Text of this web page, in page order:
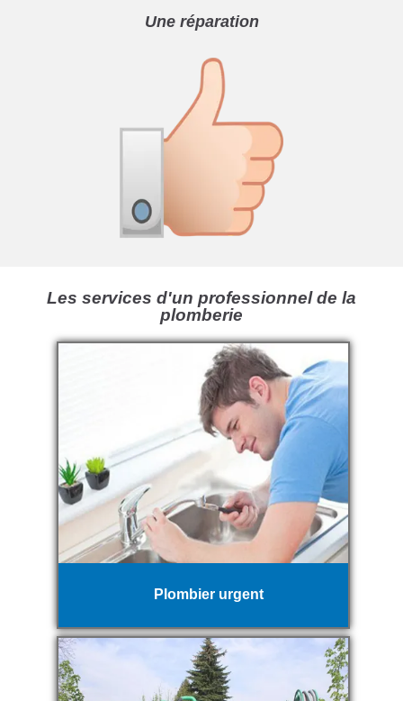
Une réparation
Les services d'un professionnel de la
plomberie
Plombier urgent